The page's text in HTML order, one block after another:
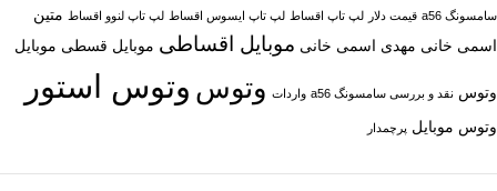
سامسونگ a56 قیمت دلار لپ تاپ اقساط لپ تاپ ایسوس اقساط لپ تاپ لنوو اقساط متین
اسمی خانی مهدی اسمی خانی موبایل اقساطی موبایل قسطی موبایل
وتوس نقد و بررسی سامسونگ a56 واردات وتوس وتوس استور
وتوس موبایل پرچمدار